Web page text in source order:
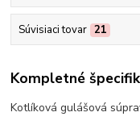
Súvisiaci tovar 21
Kompletné
Kotlíková gulášová